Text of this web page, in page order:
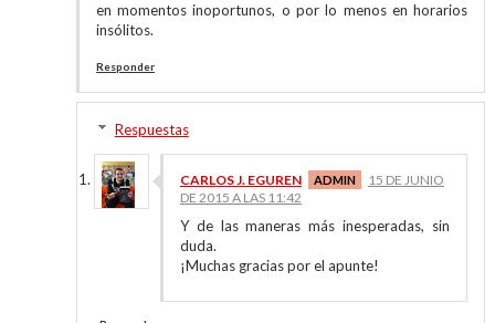
en momentos inoportunos, o por lo menos en horarios
insólitos.
Responder
Respuestas
CARLOS J. EGUREN
15 DE JUNIO
DE 2015 A LAS 11:42
Y de las maneras más inesperadas, sin
duda.
¡Muchas gracias por el apunte!